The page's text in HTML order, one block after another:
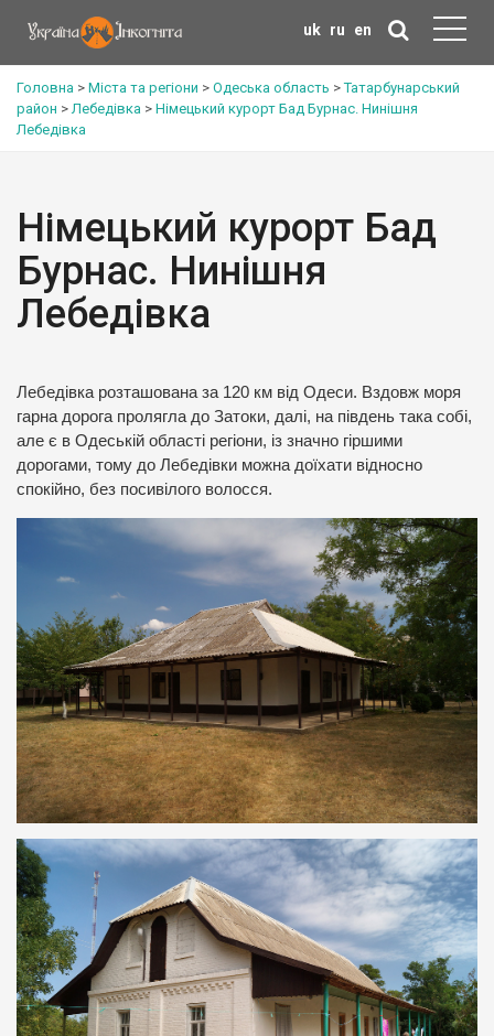
uk ru en
Головна > Міста та регіони > Одеська область >Татарбунарський
район >Лебедівка > Німецький курорт Бад Бурнас. Нинішня
Лебедівка
Німецький курорт Бад
Бурнас. Нинішня
Лебедівка
Лебедівка розташована за 120 км від Одеси. Вздовж моря
гарна дорога пролягла до Затоки, далі, на південь така собі,
але є в Одеській області регіони, із значно гіршими
дорогами, тому до Лебедівки можна доїхати відносно
спокійно, без посивілого волосся.